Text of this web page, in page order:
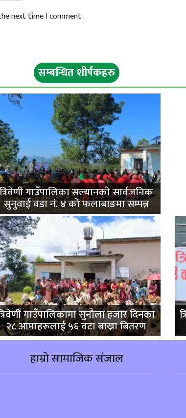
next time I comment.
सम्बन्धित शीर्षकहरु
त्रिवेणी गाउँपालिका सल्यानको सार्वजनिक
सुनुवाई वडा नं. ४ को फलाबाङमा सम्पन्न
गाउँपालिकामा सुनौला हजार दिनका
२८ आमाहरूलाई ५६ वटा बाख्रा बितरण
हाम्रो सामाजिक संजाल